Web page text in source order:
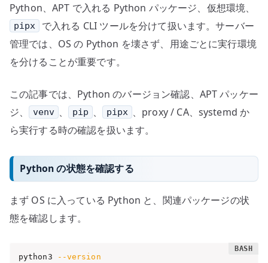
Python、APT で入れる Python パッケージ、仮想環境、
pipx
で入れる CLI ツールを分けて扱います。サーバー
管理では、OS の Python を壊さず、用途ごとに実行環境
を分けることが重要です。
この記事では、Python のバージョン確認、APT パッケー
ジ、
venv 、 pip 、 pipx 、proxy / CA、systemd か
ら実行する時の確認を扱います。
Python の状態を確認する
まず OS に入っている Python と、関連パッケージの状
態を確認します。
python3
--version